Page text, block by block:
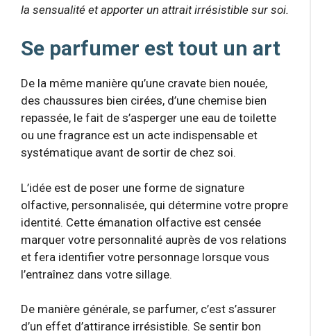
la sensualité et apporter un attrait irrésistible sur soi.
Se parfumer est tout un art
De la même manière qu’une cravate bien nouée,
des chaussures bien cirées, d’une chemise bien
repassée, le fait de s’asperger une eau de toilette
ou une fragrance est un acte indispensable et
systématique avant de sortir de chez soi.
L’idée est de poser une forme de signature
olfactive, personnalisée, qui détermine votre propre
identité. Cette émanation olfactive est censée
marquer votre personnalité auprès de vos relations
et fera identifier votre personnage lorsque vous
l’entraînez dans votre sillage.
De manière générale, se parfumer, c’est s’assurer
d’un effet d’attirance irrésistible. Se sentir bon